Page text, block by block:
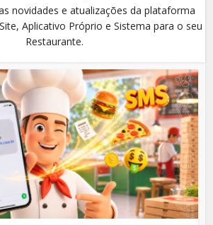
novidades e atualizações da plataforma
Aplicativo Próprio e Sistema para o seu
Restaurante.